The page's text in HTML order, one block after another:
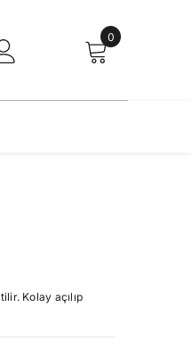
Oturum
Aç
Sepet
00
Kolay açılıp